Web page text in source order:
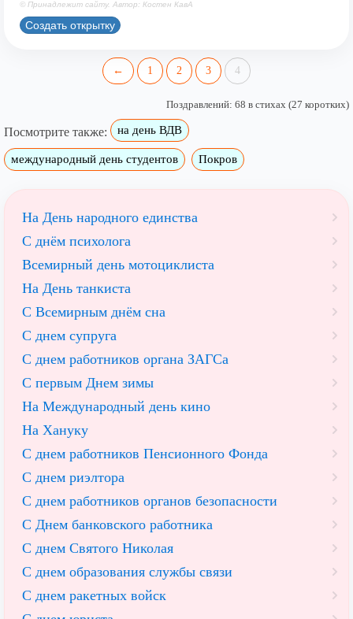
© Принадлежит сайту. Автор: Костен КавА
Создать открытку
← 1 2 3 4
Поздравлений: 68 в стихах (27 коротких)
Посмотрите также: на день ВДВ
международный день студентов Покров
На День народного единства
С днём психолога
Всемирный день мотоциклиста
На День танкиста
С Всемирным днём сна
С днем супруга
С днем работников органа ЗАГСа
С первым Днем зимы
На Международный день кино
На Хануку
С днем работников Пенсионного Фонда
С днем риэлтора
С днем работников органов безопасности
С Днем банковского работника
С днем Святого Николая
С днем образования службы связи
С днем ракетных войск